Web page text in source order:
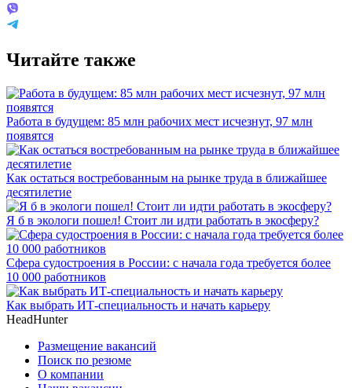
Читайте также
Работа в будущем: 85 млн рабочих мест исчезнут, 97 млн
появятся
Как остаться востребованным на рынке труда в ближайшее
десятилетие
Я б в экологи пошел! Стоит ли идти работать в экосферу?
Сфера судостроения в России: с начала года требуется более
10 000 работников
Как выбрать ИТ-специальность и начать карьеру
HeadHunter
Размещение вакансий
Поиск по резюме
О компании